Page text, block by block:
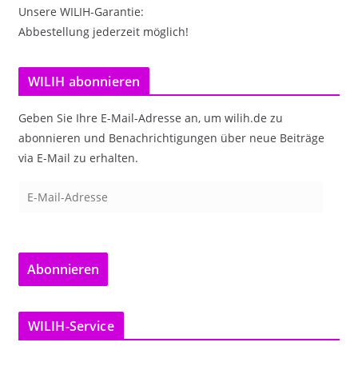
Unsere WILIH-Garantie:
Abbestellung jederzeit möglich!
WILIH abonnieren
Geben Sie Ihre E-Mail-Adresse an, um wilih.de zu
abonnieren und Benachrichtigungen über neue Beiträge
via E-Mail zu erhalten.
a
l
-
Abonnieren
WILIH-Service